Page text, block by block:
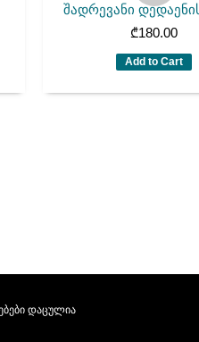
შადრევანი
₾180.00
Add to Cart
დაცულია